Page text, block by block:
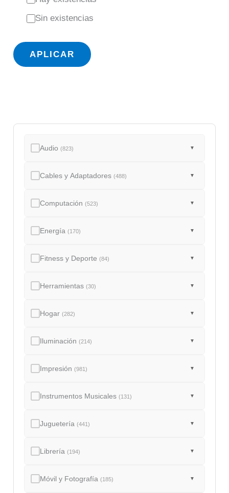
s
d
Sin existencias
APLICAR
Audio(823) ▼
Cables y Adaptadores(488) ▼
Computación(523) ▼
Energía(170) ▼
Fitness y Deporte(84) ▼
Herramientas(30) ▼
Hogar(282) ▼
Iluminación(214) ▼
Impresión(981) ▼
Instrumentos Musicales(131) ▼
Juguetería(441) ▼
Librería(194) ▼
Móvil y Fotografía(185) ▼